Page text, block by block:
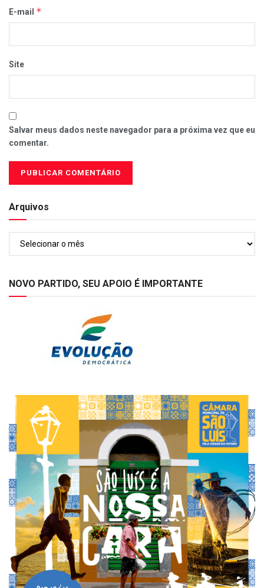
E-mail *
Site
Salvar meus dados neste navegador para a próxima vez que eu
comentar.
Arquivos
NOVO PARTIDO, SEU APOIO É IMPORTANTE